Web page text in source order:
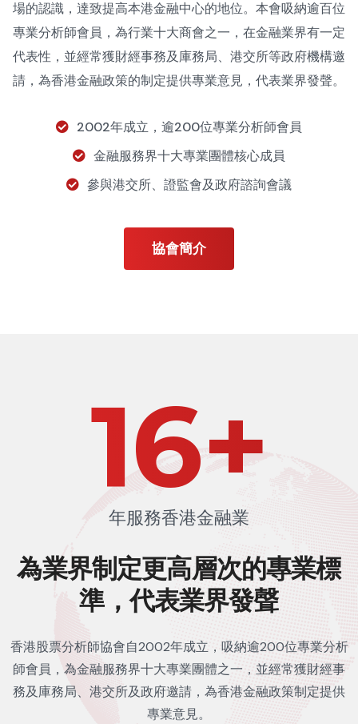
場的認識，達致提高本港金融中心的地位。本會吸納逾百位
專業分析師會員，為行業十大商會之一，在金融業界有一定
代表性，並經常獲財經事務及庫務局、港交所等政府機構邀
請，為香港金融政策的制定提供專業意見，代表業界發聲。
2002年成立，逾200位專業分析師會員
金融服務界十大專業團體核心成員
參與港交所、證監會及政府諮詢會議
協會簡介
24+
年服務香港金融業
為業界制定更高層次的專業標
準，代表業界發聲
香港股票分析師協會自2002年成立，吸納逾200位專業分析
師會員，為金融服務界十大專業團體之一，並經常獲財經事
務及庫務局、港交所及政府邀請，為香港金融政策制定提供
專業意見。